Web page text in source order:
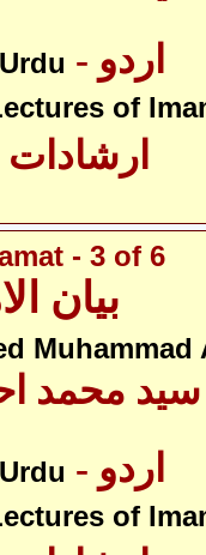
Urdu - اردو
of
- 3 of 6
بیان
Muhammad
سید محمد
Urdu - اردو
of